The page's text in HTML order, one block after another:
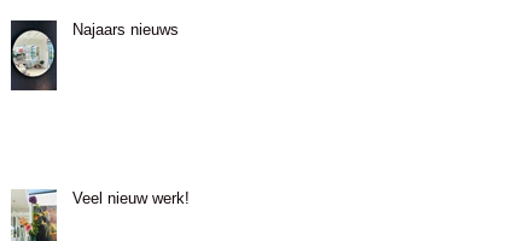
Najaars nieuws
Veel nieuw werk!